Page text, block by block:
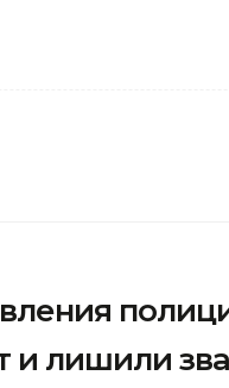
и лишили